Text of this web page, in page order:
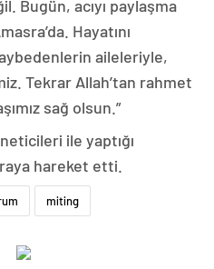
Bugün, acıyı paylaşma
Hayatını
aileleriyle,
Tekrar Allah’tan rahmet
sağ olsun.”
ile yaptığı
hareket etti.
miting